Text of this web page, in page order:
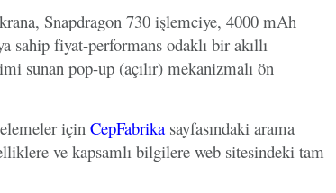
Snapdragon 730 işlemciye, 4000 mAh
sahip fiyat-performans odaklı bir akıllı
sunan pop-up (açılır) mekanizmalı ön
için CepFabrika sayfasındaki arama
ve kapsamlı bilgilere web sitesindeki tam